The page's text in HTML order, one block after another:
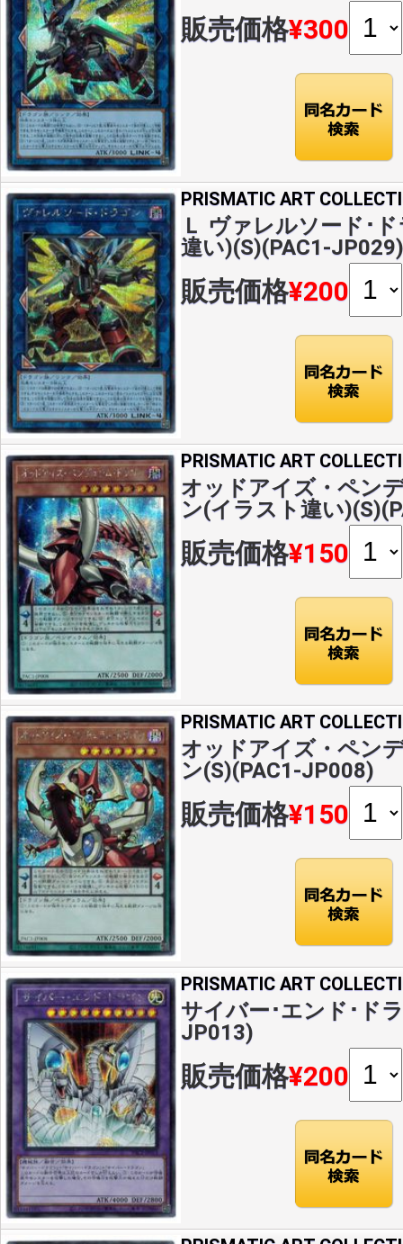
販売価格¥300
PRISMATIC ART
Ｌ ヴァレルソード･
違い)(S)(PAC1-JP029)
販売価格¥200
PRISMATIC ART
オッドアイズ・ペン
ン(イラスト違い
販売価格¥150
PRISMATIC ART
オッドアイズ・ペン
ン(S)(PAC1-JP008)
販売価格¥150
PRISMATIC ART
サイバー･エンド･ド
JP013)
販売価格¥200